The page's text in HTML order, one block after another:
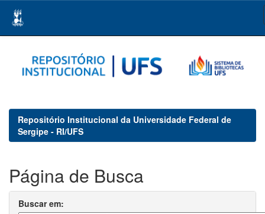
navigation
Repositório Institucional da Universidade Federal de
Sergipe - RI/UFS
Página de Busca
Buscar em: